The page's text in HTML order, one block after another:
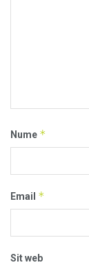
Nume *
Email *
Sit web